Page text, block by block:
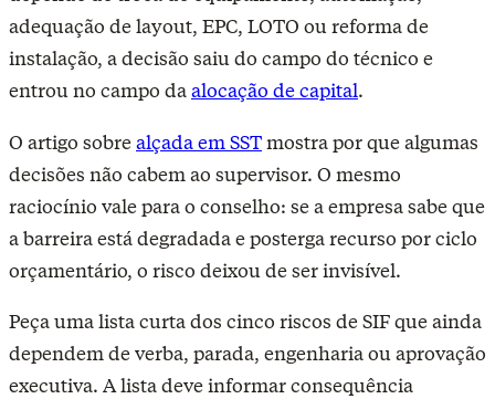
adequação de layout, EPC, LOTO ou reforma de
instalação, a decisão saiu do campo do técnico e
entrou no campo daalocação de capital.
O artigo sobrealçada em SSTmostra por que algumas
decisões não cabem ao supervisor. O mesmo
raciocínio vale para o conselho: se a empresa sabe que
a barreira está degradada e posterga recurso por ciclo
orçamentário, o risco deixou de ser invisível.
Peça uma lista curta dos cinco riscos de SIF que ainda
dependem de verba, parada, engenharia ou aprovação
executiva. A lista deve informar consequência